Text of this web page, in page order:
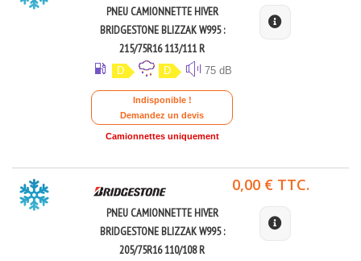
PNEU CAMIONNETTE HIVER
BRIDGESTONE BLIZZAK W995 :
215/75R16 113/111 R
D D 75 dB
Indisponible !
Demandez un devis
Camionnettes uniquement
PNEU CAMIONNETTE HIVER
BRIDGESTONE BLIZZAK W995 :
205/75R16 110/108 R
0,00 € TTC.